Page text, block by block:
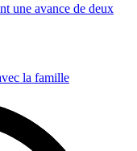
une avance de deux